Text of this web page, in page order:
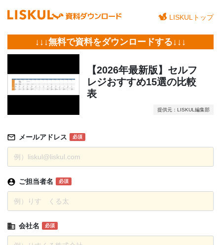
LISKULトップ
↓↓↓無料で資料をダウンロードする↓↓↓
【2026年最新版】セルフ
レジおすすめ15選の比較
表
提供元：LISKUL編集部
メールアドレス 必須
ご担当者名 必須
会社名 必須